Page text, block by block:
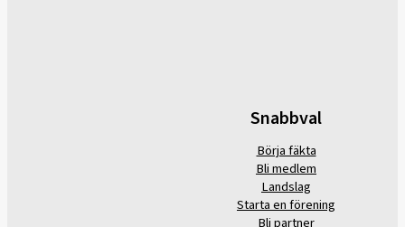
Snabbval
Börja fäkta
Bli medlem
Landslag
Starta en förening